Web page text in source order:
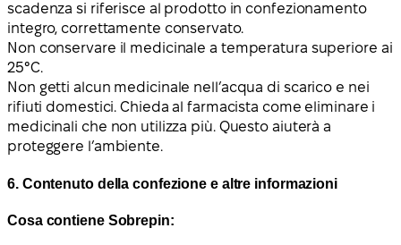
scadenza si riferisce al prodotto in confezionamento
integro, correttamente conservato.
Non conservare il medicinale a temperatura superiore ai
25°C.
Non getti alcun medicinale nell’acqua di scarico e nei
rifiuti domestici. Chieda al farmacista come eliminare i
medicinali che non utilizza più. Questo aiuterà a
proteggere l’ambiente.
6. Contenuto della confezione e altre informazioni
Cosa contiene Sobrepin: